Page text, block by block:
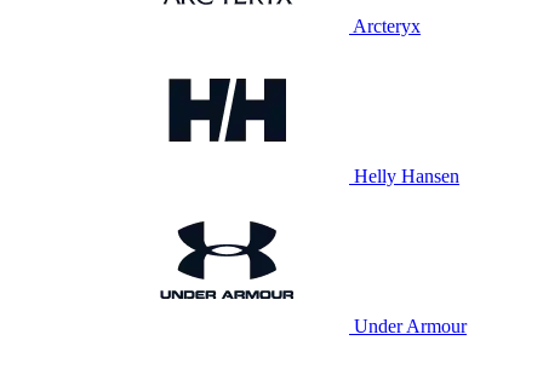
Arcteryx
Helly Hansen
Under Armour